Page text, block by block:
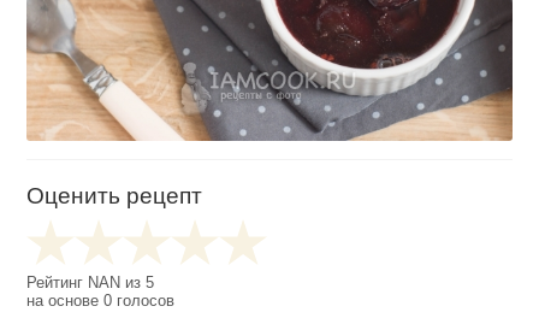
Оценить рецепт
Рейтинг NAN из5
на основе0 голосов